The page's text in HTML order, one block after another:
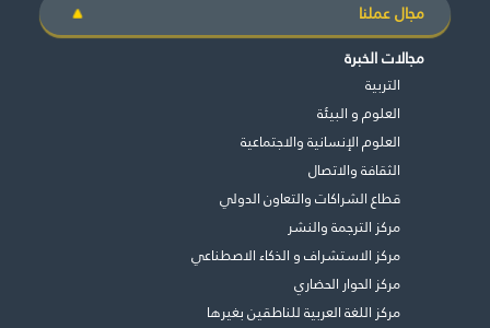
مجال عملنا
مجالات الخبرة
التربية
العلوم و البيئة
العلوم الإنسانية والاجتماعية
الثقافة والاتصال
قطاع الشراكات والتعاون الدولي
مركز الترجمة والنشر
مركز الاستشراف و الذكاء الاصطناعي
مركز الحوار الحضاري
مركز اللغة العربية للناطقين بغيرها